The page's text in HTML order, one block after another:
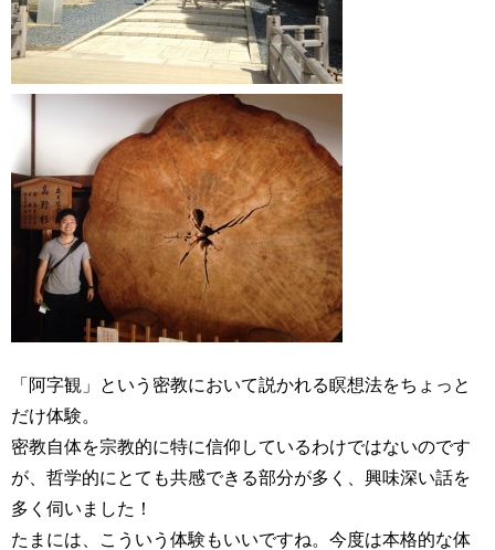
「阿字観」という密教において説かれる瞑想法をちょっと
だけ体験。
密教自体を宗教的に特に信仰しているわけではないのです
が、哲学的にとても共感できる部分が多く、興味深い話を
多く伺いました！
たまには、こういう体験もいいですね。今度は本格的な体